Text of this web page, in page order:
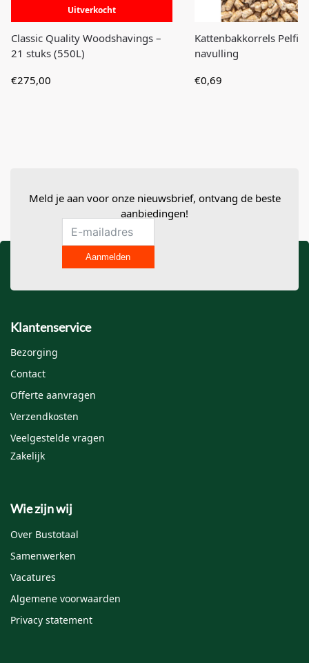
Uitverkocht
Classic Quality Woodshavings –
21 stuks (550L)
€275,00
Kattenbakkorrels Pelfin
navulling
€0,69
Meld je aan voor onze nieuwsbrief, ontvang de beste
aanbiedingen!
Aanmelden
Klantenservice
Bezorging
Contact
Offerte aanvragen
Verzendkosten
Veelgestelde vragen
Zakelijk
Wie zijn wij
Over Bustotaal
Samenwerken
Vacatures
Algemene voorwaarden
Privacy statement